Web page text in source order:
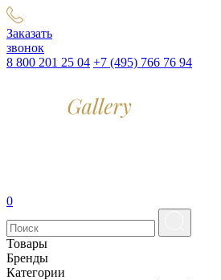
Заказать
звонок
8 800 201 25 04 +7 (495) 766 76 94
0
Товары
Бренды
Категории